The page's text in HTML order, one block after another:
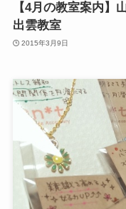
【4月の教室案内】
出雲教室
2015年3月9日